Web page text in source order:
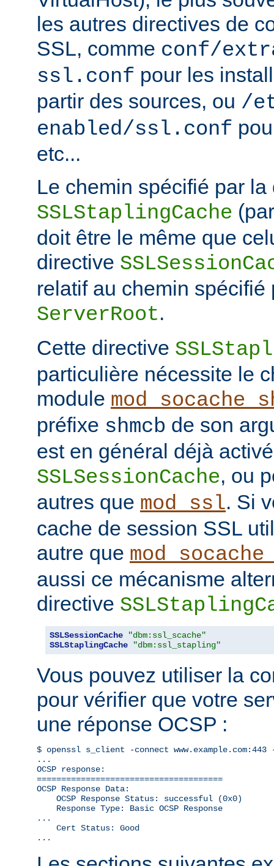
les autres directives de
SSL, comme conf/
ssl.conf pour les
partir des sources, ou /
enabled/ssl.conf
etc...
Le chemin spécifié par la
SSLStaplingCache
doit être le même que
directive
relatif au chemin spécifié
ServerRoot.
Cette directive
particulière nécessite le
module
préfixe shmcb de son
est en général déjà
SSLSessionCache, ou
autres que mod_ssl. Si
cache de session SSL
autre que
aussi ce mécanisme
directive
SSLSessionCache
"dbm:ssl_scache"
SSLStaplingCache
"dbm:ssl_stapling"
Vous pouvez utiliser la
pour vérifier que votre
une réponse OCSP :
$ openssl s_client -connect www.example.com:443
...
OCSP response:
======================================
OCSP Response Data:
    OCSP Response Status: successful (0x0)
    Response Type: Basic OCSP Response
...
    Cert Status: Good
...